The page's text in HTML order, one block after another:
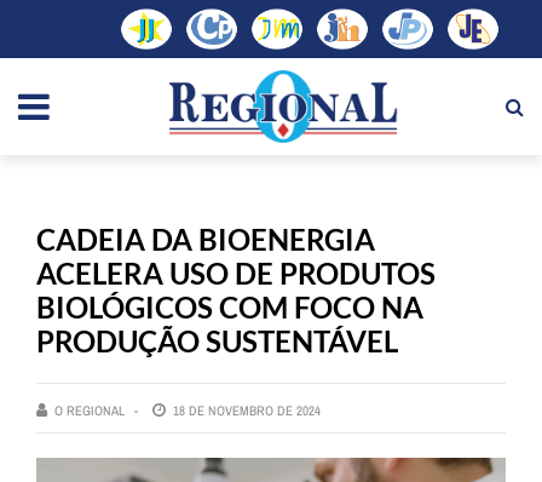
CADEIA DA BIOENERGIA
ACELERA USO DE PRODUTOS
BIOLÓGICOS COM FOCO NA
PRODUÇÃO SUSTENTÁVEL
O REGIONAL 18 DE NOVEMBRO DE 2024